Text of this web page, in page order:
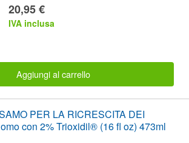
20,95 €
IVA inclusa
Aggiungi al carrello
PER LA RICRESCITA DEI
con 2% Trioxidil® (16 fl oz) 473ml